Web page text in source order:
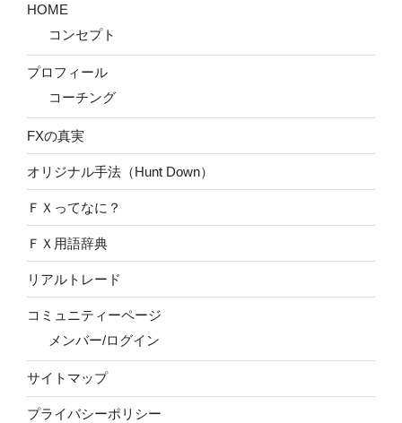
HOME
コンセプト
プロフィール
コーチング
FXの真実
オリジナル手法（Hunt Down）
ＦＸってなに？
ＦＸ用語辞典
リアルトレード
コミュニティーページ
メンバー/ログイン
サイトマップ
プライバシーポリシー